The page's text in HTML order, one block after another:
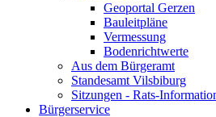
Geoportal Gerzen
Bauleitpläne
Vermessung
Bodenrichtwerte
Aus dem Bürgeramt
Standesamt Vilsbiburg
Sitzungen - Rats-
Bürgerservice